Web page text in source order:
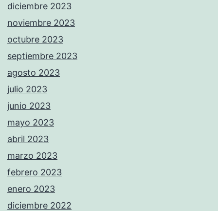
diciembre 2023
noviembre 2023
octubre 2023
septiembre 2023
agosto 2023
julio 2023
junio 2023
mayo 2023
abril 2023
marzo 2023
febrero 2023
enero 2023
diciembre 2022